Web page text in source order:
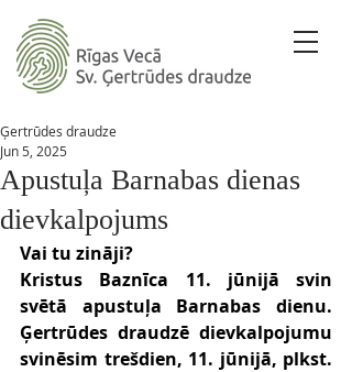
Apustuļa Barnabas dienas
dievkalpojums
Ģertrūdes draudze
Jun 5, 2025
Vai tu zināji?
Kristus Baznīca 11. jūnijā svin
svētā apustuļa Barnabas dienu.
Ģertrūdes draudzē dievkalpojumu
svinēsim trešdien, 11. jūnijā, plkst.